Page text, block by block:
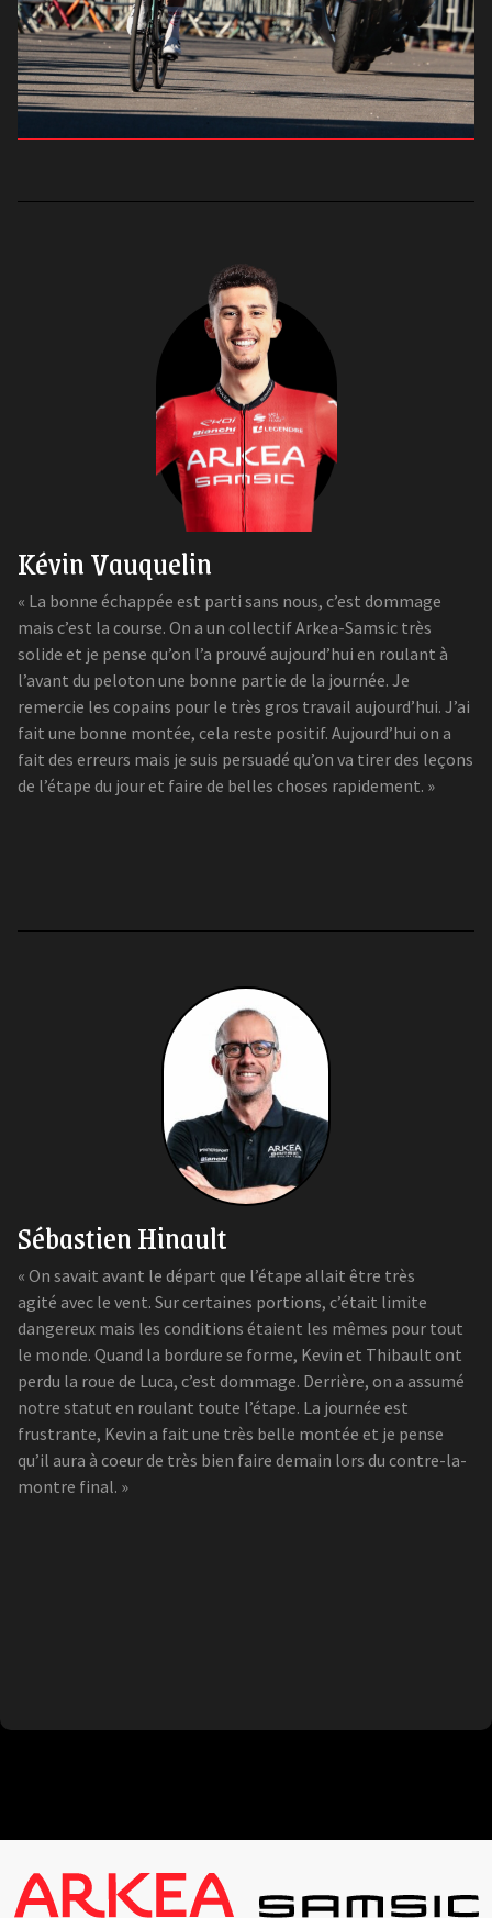
Kévin Vauquelin
« La bonne échappée est parti sans nous, c’est dommage
mais c’est la course. On a un collectif Arkea-Samsic très
solide et je pense qu’on l’a prouvé aujourd’hui en roulant à
l’avant du peloton une bonne partie de la journée. Je
remercie les copains pour le très gros travail aujourd’hui. J’ai
fait une bonne montée, cela reste positif. Aujourd’hui on a
fait des erreurs mais je suis persuadé qu’on va tirer des leçons
de l’étape du jour et faire de belles choses rapidement. »
Sébastien Hinault
« On savait avant le départ que l’étape allait être très
agité avec le vent. Sur certaines portions, c’était limite
dangereux mais les conditions étaient les mêmes pour tout
le monde. Quand la bordure se forme, Kevin et Thibault ont
perdu la roue de Luca, c’est dommage. Derrière, on a assumé
notre statut en roulant toute l’étape. La journée est
frustrante, Kevin a fait une très belle montée et je pense
qu’il aura à coeur de très bien faire demain lors du contre-la-
montre final. »